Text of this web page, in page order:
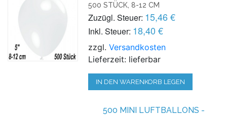
500 STÜCK, 8-12 CM
Zuzügl. Steuer: 15,46 €
Inkl. Steuer: 18,40 €
zzgl.Versandkosten
Lieferzeit: lieferbar
IN DEN WARENKORB LEGEN
500 MINI LUFTBALLONS -